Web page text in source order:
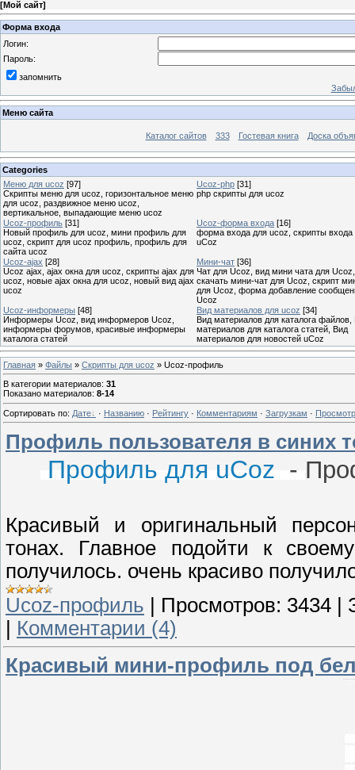
[Мой сайт]
Форма входа
Логин:
Пароль:
запомнить
Меню сайта
Каталог сайтов 333 Гостевая книга Доска
Categories
Меню для ucoz [97]
Скрипты меню для ucoz, горизонтальное меню
для ucoz, раздвижное меню ucoz,
вертикальное, выпадающие меню ucoz
Ucoz-php [31]
php скрипты для ucoz
Ucoz-профиль [31]
Новый профиль для ucoz, мини профиль для
ucoz, скрипт для ucoz профиль, профиль для
сайта ucoz
Ucoz-форма входа [16]
форма входа для ucoz, скрипты входа
uCoz
Ucoz-ajax [28]
Ucoz ajax, ajax окна для ucoz, скрипты ajax для
ucoz, новые ajax окна для ucoz, новый вид ajax
ucoz
Мини-чат [36]
Чат для Ucoz, вид мини чата для Ucoz,
скачать мини-чат для Ucoz, скрипт
для Ucoz, форма добавление
Ucoz
Ucoz-информеры [48]
Информеры Ucoz, вид информеров Ucoz,
информеры форумов, красивые информеры
каталога статей
Вид материалов для ucoz [34]
Вид материалов для каталога файлов,
материалов для каталога статей, Вид
материалов для новостей uCoz
Главная » Файлы » Скрипты для ucoz » Ucoz-профиль
В категории материалов: 31
Показано материалов: 8-14
Сортировать по: Дате · Названию · Рейтингу · Комментариям · Загрузкам ·
Профиль пользователя в синих
Профиль для uCoz -
Красивый и оригинальный
тонах. Главное подойти к
получилось. очень красиво
Ucoz-профиль | Просмотров: 3434 |
| Комментарии (4)
Красивый мини-профиль под